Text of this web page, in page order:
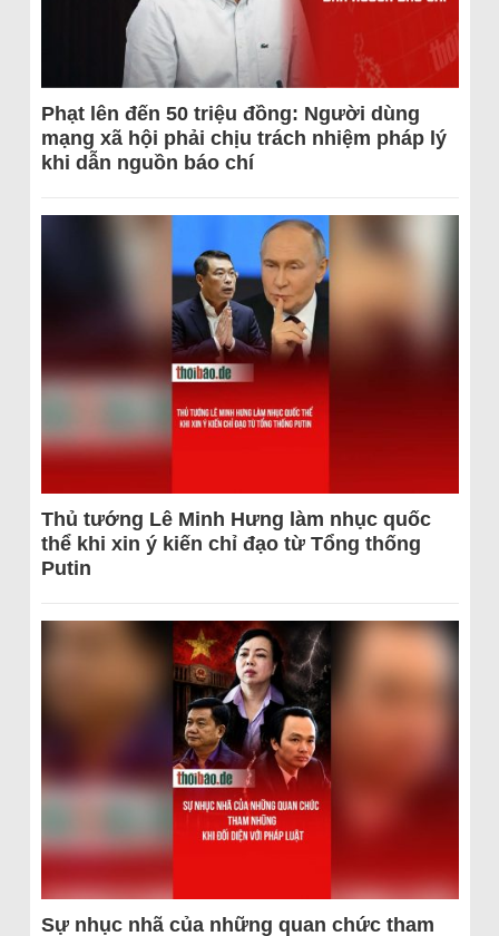
Phạt lên đến 50 triệu đồng: Người dùng
mạng xã hội phải chịu trách nhiệm pháp lý
khi dẫn nguồn báo chí
Thủ tướng Lê Minh Hưng làm nhục quốc
thể khi xin ý kiến chỉ đạo từ Tổng thống
Putin
Sự nhục nhã của những quan chức tham